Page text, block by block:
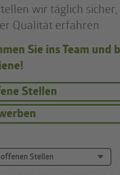
wir täglich
Qualität erfahren.
Sie ins Team
Stellen